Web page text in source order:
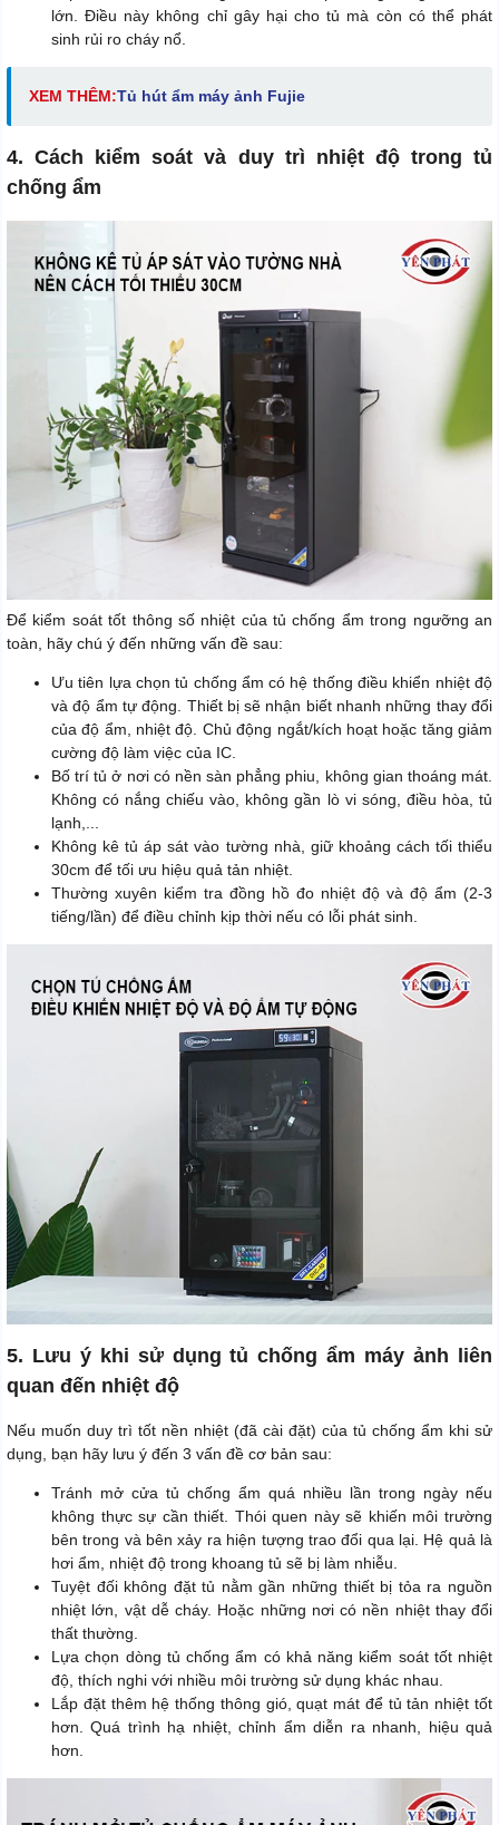
lớn. Điều này không chỉ gây hại cho tủ mà còn có thể phát
sinh rủi ro cháy nổ.
XEM THÊM:Tủ hút ẩm máy ảnh Fujie
4. Cách kiểm soát và duy trì nhiệt độ trong tủ
chống ẩm
Để kiểm soát tốt thông số nhiệt của tủ chống ẩm trong ngưỡng an
toàn, hãy chú ý đến những vấn đề sau:
Ưu tiên lựa chọn tủ chống ẩm có hệ thống điều khiển nhiệt độ
và độ ẩm tự động. Thiết bị sẽ nhận biết nhanh những thay đổi
của độ ẩm, nhiệt độ. Chủ động ngắt/kích hoạt hoặc tăng giảm
cường độ làm việc của IC.
Bố trí tủ ở nơi có nền sàn phẳng phiu, không gian thoáng mát.
Không có nắng chiếu vào, không gần lò vi sóng, điều hòa, tủ
lạnh,...
Không kê tủ áp sát vào tường nhà, giữ khoảng cách tối thiểu
30cm để tối ưu hiệu quả tản nhiệt.
Thường xuyên kiểm tra đồng hồ đo nhiệt độ và độ ẩm (2-3
tiếng/lần) để điều chỉnh kịp thời nếu có lỗi phát sinh.
5. Lưu ý khi sử dụng tủ chống ẩm máy ảnh liên
quan đến nhiệt độ
Nếu muốn duy trì tốt nền nhiệt (đã cài đặt) của tủ chống ẩm khi sử
dụng, bạn hãy lưu ý đến 3 vấn đề cơ bản sau:
Tránh mở cửa tủ chống ẩm quá nhiều lần trong ngày nếu
không thực sự cần thiết. Thói quen này sẽ khiến môi trường
bên trong và bên xảy ra hiện tượng trao đổi qua lại. Hệ quả là
hơi ẩm, nhiệt độ trong khoang tủ sẽ bị làm nhiễu.
Tuyệt đối không đặt tủ nằm gần những thiết bị tỏa ra nguồn
nhiệt lớn, vật dễ cháy. Hoặc những nơi có nền nhiệt thay đổi
thất thường.
Lựa chọn dòng tủ chống ẩm có khả năng kiểm soát tốt nhiệt
độ, thích nghi với nhiều môi trường sử dụng khác nhau.
Lắp đặt thêm hệ thống thông gió, quạt mát để tủ tản nhiệt tốt
hơn. Quá trình hạ nhiệt, chỉnh ẩm diễn ra nhanh, hiệu quả
hơn.